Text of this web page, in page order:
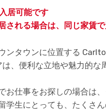
居可能です
される場合は、同じ家賃
ンタウンに位置する
、便利な立地や魅力的
お仕事をお探しの場合は
学生にとっても、たくさ